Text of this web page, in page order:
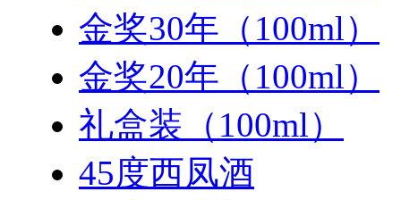
金奖30年（100ml）
金奖20年（100ml）
礼盒装（100ml）
45度西凤酒